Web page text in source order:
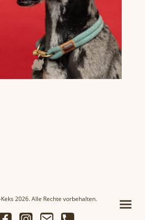
2026. Alle Rechte vorbehalten.